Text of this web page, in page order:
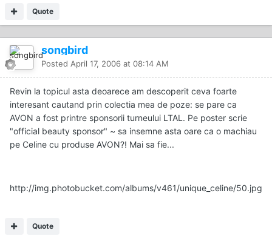
Quote
songbird
Posted April 17, 2006 at 08:14 AM
Revin la topicul asta deoarece am descoperit ceva foarte
interesant cautand prin colectia mea de poze: se pare ca
AVON a fost printre sponsorii turneului LTAL. Pe poster scrie
"official beauty sponsor" ~ sa insemne asta oare ca o machiau
pe Celine cu produse AVON?! Mai sa fie...
http://img.photobucket.com/albums/v461/unique_celine/50.jpg
Quote